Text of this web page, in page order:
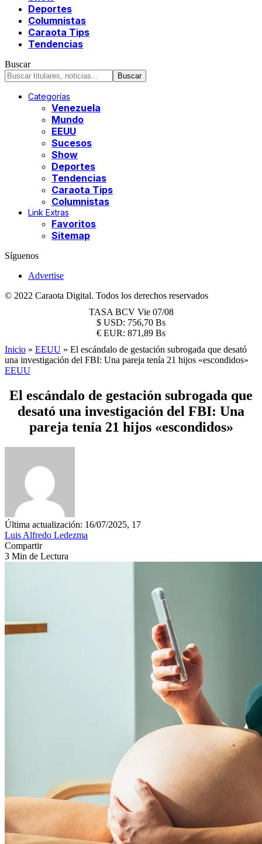
Deportes
Columnistas
Caraota Tips
Tendencias
Buscar
Categorías
Venezuela
Mundo
EEUU
Sucesos
Show
Deportes
Tendencias
Caraota Tips
Columnistas
Link Extras
Favoritos
Sitemap
Síguenos
Advertise
© 2022 Caraota Digital. Todos los derechos reservados
TASA BCV Vie 07/08
$ USD: 756,70 Bs
€ EUR: 871,89 Bs
Inicio » EEUU » El escándalo de gestación subrogada que desató
una investigación del FBI: Una pareja tenía 21 hijos «escondidos»
EEUU
El escándalo de gestación subrogada que
desató una investigación del FBI: Una
pareja tenía 21 hijos «escondidos»
Última actualización: 16/07/2025, 17
Luis Alfredo Ledezma
Compartir
3 Min de Lectura